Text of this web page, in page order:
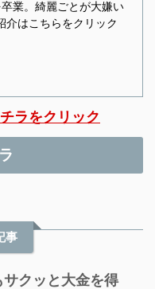
業。綺麗ごとが大嫌い
介はこちらをクリック
ラをクリック
事
クッと大金を得